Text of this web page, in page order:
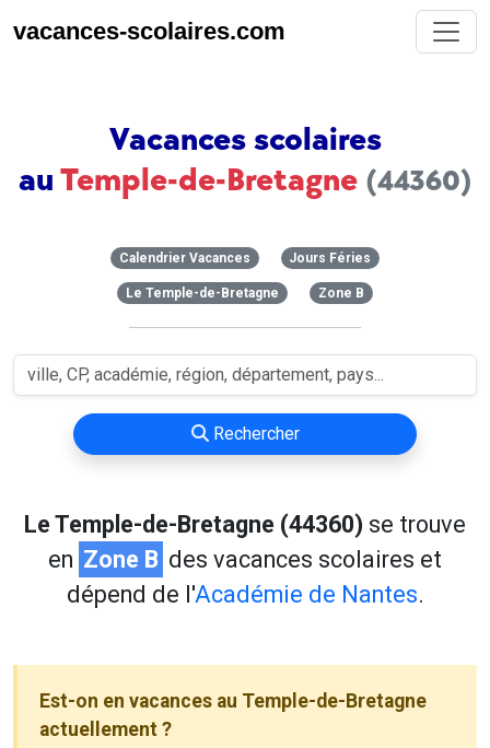
vacances-scolaires.com
Vacances scolaires
auTemple-de-Bretagne (44360)
Calendrier Vacances Jours Féries
Le Temple-de-Bretagne Zone B
Rechercher
Le Temple-de-Bretagne (44360) se trouve
en Zone B des vacances scolaires et
dépend de l'Académie de Nantes.
Est-on en vacances au Temple-de-Bretagne
actuellement ?